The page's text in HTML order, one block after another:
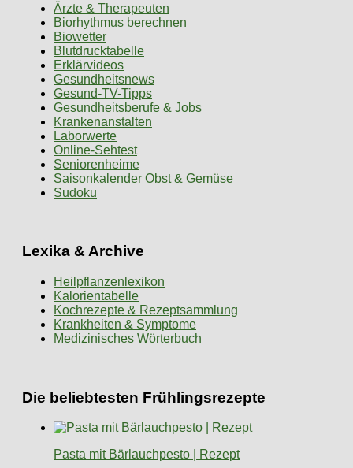
Ärzte & Therapeuten
Biorhythmus berechnen
Biowetter
Blutdrucktabelle
Erklärvideos
Gesundheitsnews
Gesund-TV-Tipps
Gesundheitsberufe & Jobs
Krankenanstalten
Laborwerte
Online-Sehtest
Seniorenheime
Saisonkalender Obst & Gemüse
Sudoku
Lexika & Archive
Heilpflanzenlexikon
Kalorientabelle
Kochrezepte & Rezeptsammlung
Krankheiten & Symptome
Medizinisches Wörterbuch
Die beliebtesten Frühlingsrezepte
Pasta mit Bärlauchpesto | Rezept